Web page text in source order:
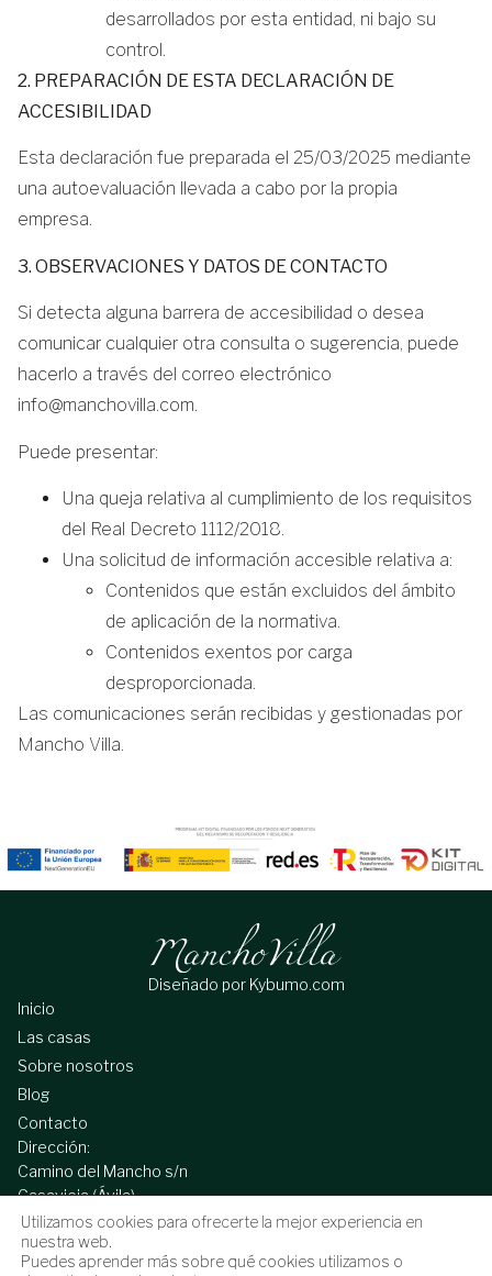
desarrollados por esta entidad, ni bajo su
control.
2. PREPARACIÓN DE ESTA DECLARACIÓN DE
ACCESIBILIDAD
Esta declaración fue preparada el 25/03/2025 mediante
una autoevaluación llevada a cabo por la propia
empresa.
3. OBSERVACIONES Y DATOS DE CONTACTO
Si detecta alguna barrera de accesibilidad o desea
comunicar cualquier otra consulta o sugerencia, puede
hacerlo a través del correo electrónico
info@manchovilla.com.
Puede presentar:
Una queja relativa al cumplimiento de los requisitos
del Real Decreto 1112/2018.
Una solicitud de información accesible relativa a:
Contenidos que están excluidos del ámbito
de aplicación de la normativa.
Contenidos exentos por carga
desproporcionada.
Las comunicaciones serán recibidas y gestionadas por
Mancho Villa.
Diseñado por Kybumo.com
Inicio
Las casas
Sobre nosotros
Blog
Contacto
Dirección:
Camino del Mancho s/n
Casavieja (Ávila)
Correo electrónico:
info@manchovilla.com
Utilizamos cookies para ofrecerte la mejor experiencia en
nuestra web.
Puedes aprender más sobre qué cookies utilizamos o